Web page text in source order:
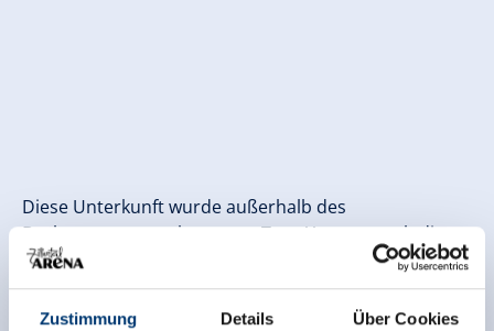
Zustimmung Details Über Cookies
Diese Unterkunft wurde außerhalb des
Buchungssystems bewertet. TrustYou sammelt diese
Bewertungen und errechnet einen Durchschnitt der
Bewertungsresultate.